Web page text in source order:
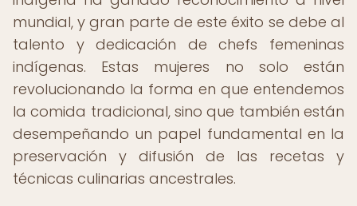
mundial, y gran parte de este éxito se debe al
talento y dedicación de chefs femeninas
indígenas. Estas mujeres no solo están
revolucionando la forma en que entendemos
la comida tradicional, sino que también están
desempeñando un papel fundamental en la
preservación y difusión de las recetas y
técnicas culinarias ancestrales.